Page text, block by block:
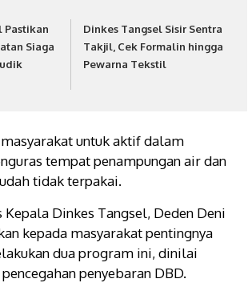
Pastikan
Siaga
Dinkes Tangsel Sisir Sentra
Takjil, Cek Formalin hingga
Pewarna Tekstil
untuk aktif dalam
tempat penampungan air dan
tidak terpakai.
Dinkes Tangsel, Deden Deni
kepada masyarakat pentingnya
dua program ini, dinilai
penyebaran DBD.